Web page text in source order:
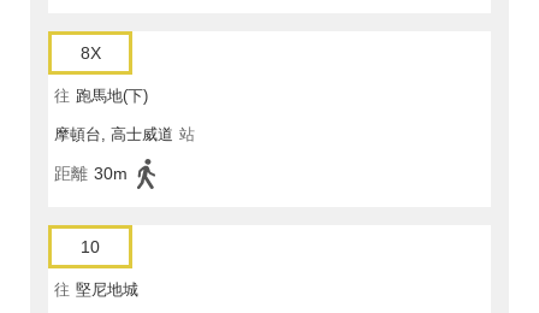
8X
往 跑馬地(下)
摩頓台, 高士威道 站
距離 30m
10
往 堅尼地城